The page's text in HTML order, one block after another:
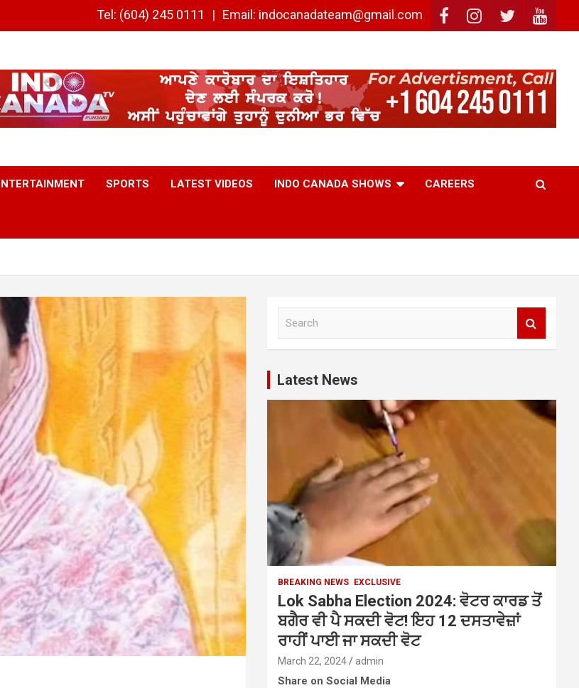
Tel: (604) 245 0111 Email: indocanadateam@gmail.com
SPORTS LATEST VIDEOS INDO CANADA SHOWS CAREERS
c
h
Latest News
BREAKING NEWS EXCLUSIVE
Lok Sabha Election 2024: ਵੋਟਰ ਕਾਰਡ ਤੋਂ
ਬਗੈਰ ਵੀ ਪੈ ਸਕਦੀ ਵੋਟ! ਇਹ 12 ਦਸਤਾਵੇਜ਼ਾਂ
ਰਾਹੀਂ ਪਾਈ ਜਾ ਸਕਦੀ ਵੋਟ
March 22, 2024 admin
Share on Social Media